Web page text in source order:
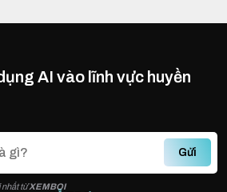
AI vào lĩnh vực huyền
Gửi
nhất từXEMBOI